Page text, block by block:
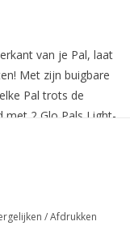
van je Pal, laat
Met zijn buigbare
Pal trots de
met 2 Glo Pals Light-
/Afdrukken